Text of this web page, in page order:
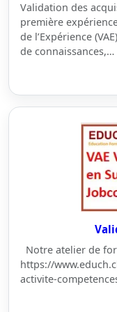
Validation des
première
de l’Expérience
de connaissances,…
Notre atelier de
https://
activite-